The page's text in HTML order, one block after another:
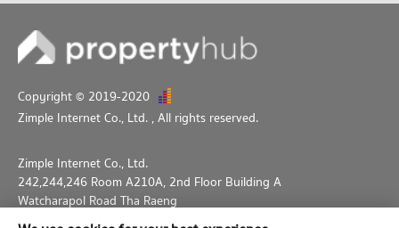
Copyright © 2019-2020
Zimple Internet Co., Ltd. , All rights reserved.
Zimple Internet Co., Ltd.
242,244,246 Room A210A, 2nd Floor Building A
Watcharapol Road Tha Raeng
Bang Khen Bangkok 10230